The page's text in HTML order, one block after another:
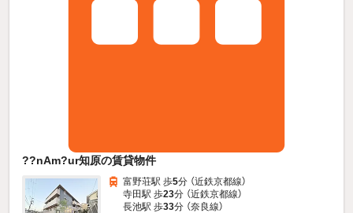
??nAm?ur知原の賃貸物件
富野荘駅 歩5分 （近鉄京都線）
寺田駅 歩23分 （近鉄京都線）
長池駅 歩33分 （奈良線）